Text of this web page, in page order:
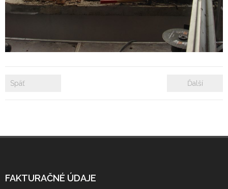
- Rekonštrukcie bytových a nebytových priestorov
Referencie
Späť Ďalší
FAKTURAČNÉ ÚDAJE